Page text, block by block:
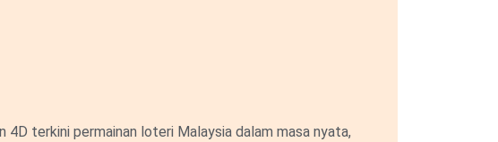
4D terkini permainan loteri Malaysia dalam masa nyata,